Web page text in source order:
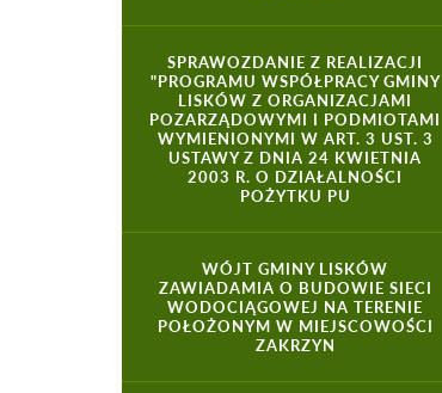
SPRAWOZDANIE Z REALIZACJI
"PROGRAMU WSPÓŁPRACY GMINY
LISKÓW Z ORGANIZACJAMI
POZARZĄDOWYMI I PODMIOTAMI
WYMIENIONYMI W ART. 3 UST. 3
USTAWY Z DNIA 24 KWIETNIA
2003 R. O DZIAŁALNOŚCI
POŻYTKU PU
WÓJT GMINY LISKÓW
ZAWIADAMIA O BUDOWIE SIECI
WODOCIĄGOWEJ NA TERENIE
POŁOŻONYM W MIEJSCOWOŚCI
ZAKRZYN